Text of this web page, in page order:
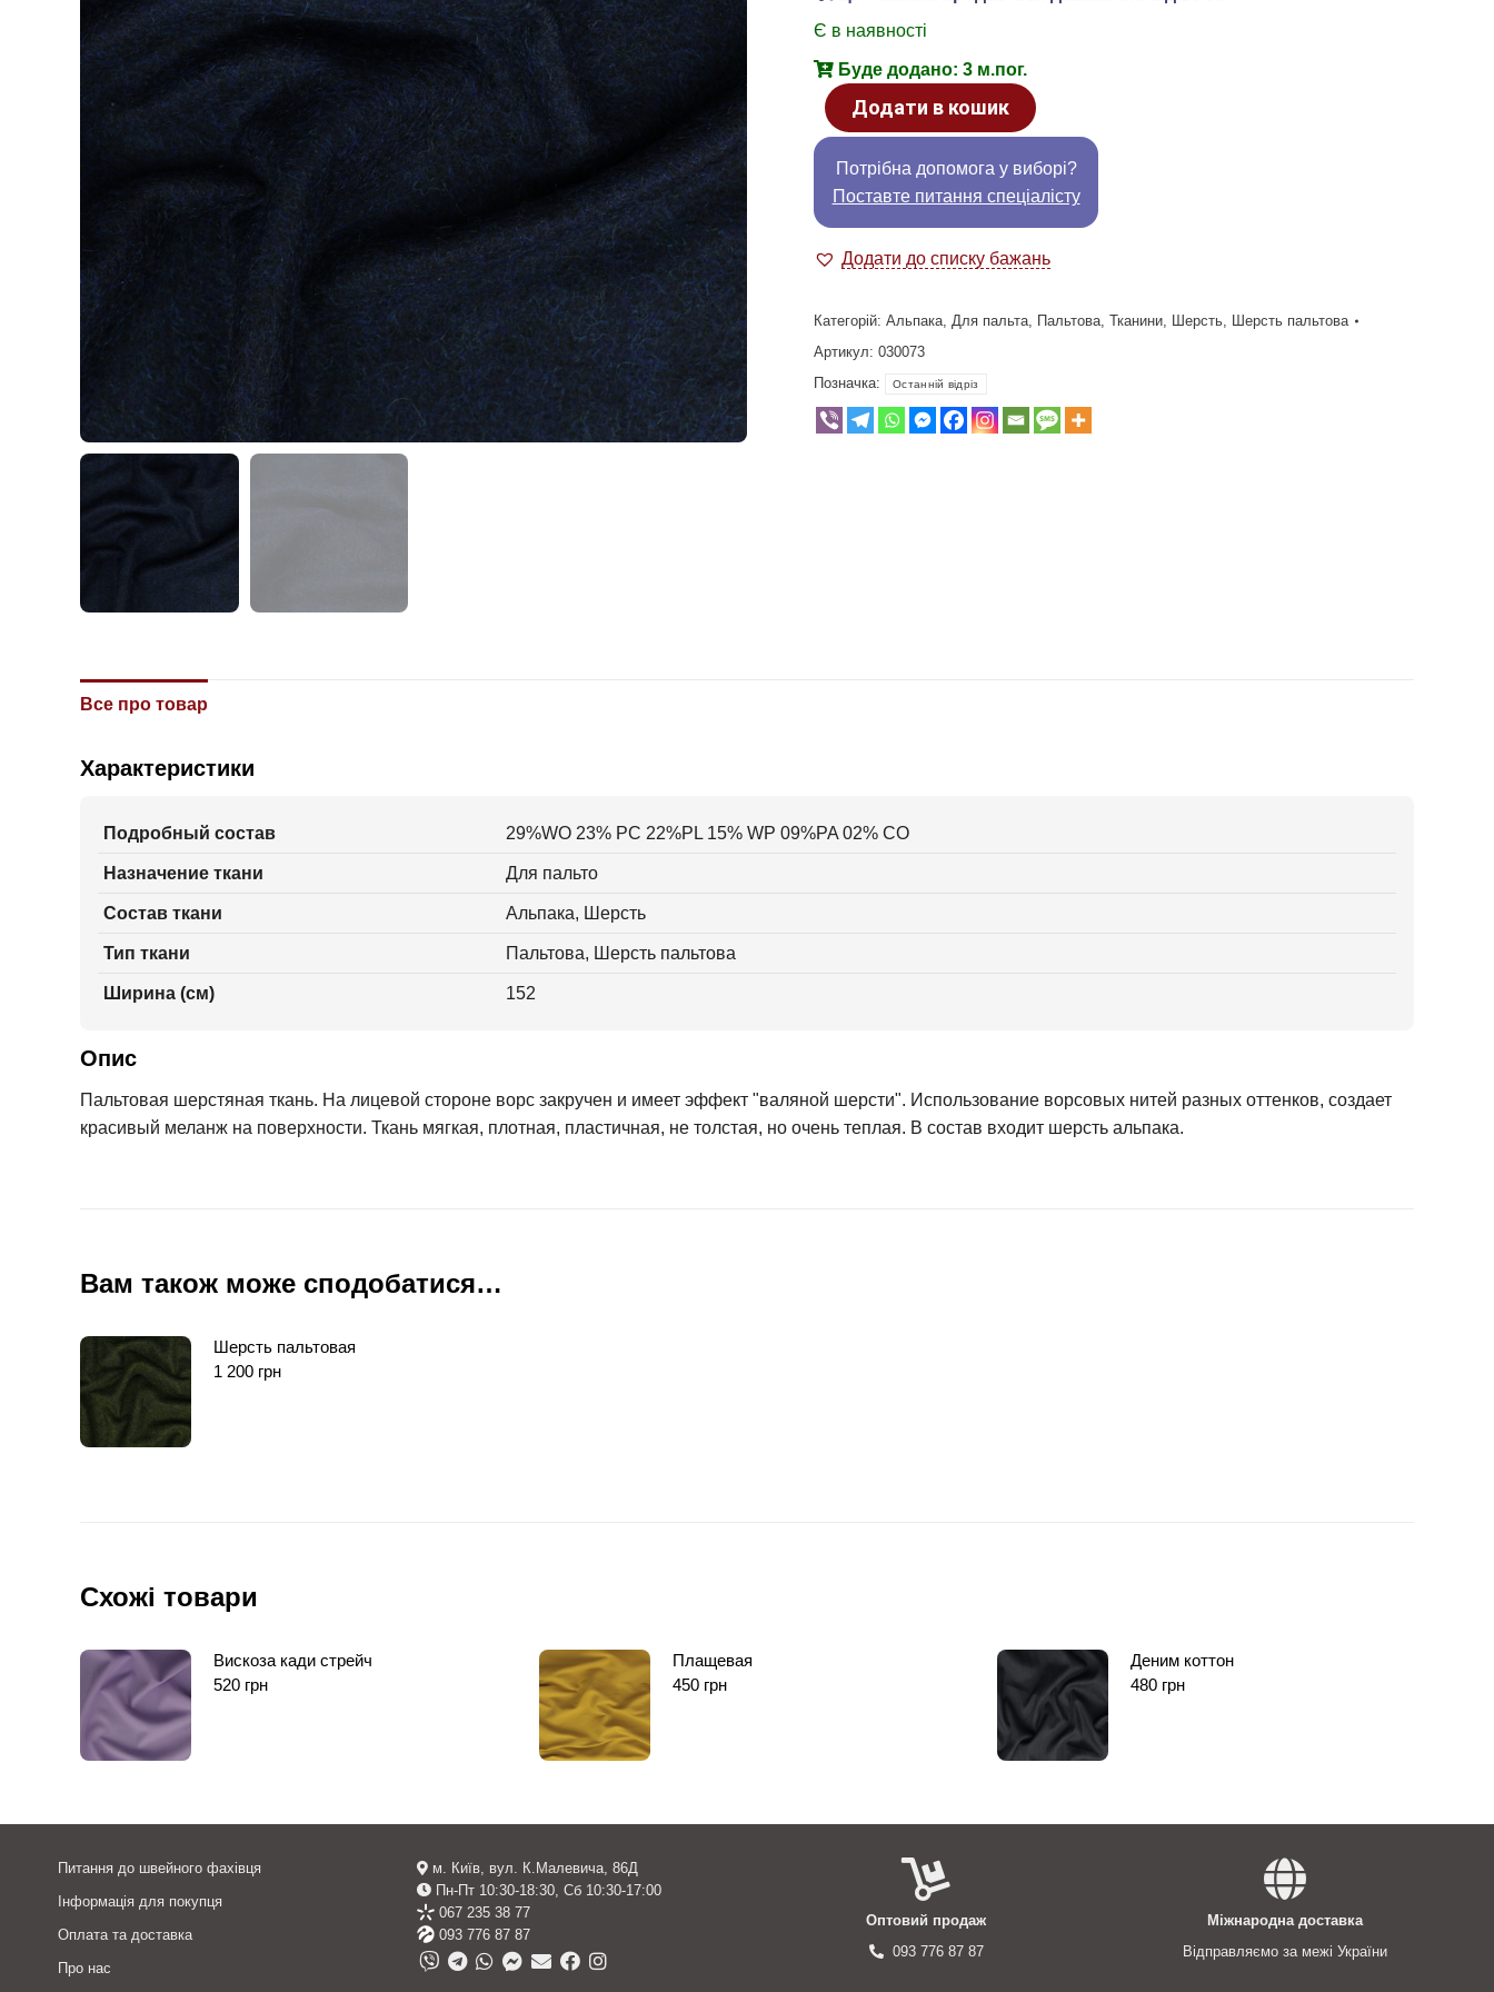
Є в наявності
Буде додано: 3 м.пог.
Додати в кошик
Потрібна допомога у виборі?
Поставте питання спеціалісту
Додати до списку бажань
Категорій: Альпака, Для пальта, Пальтова, Тканини, Шерсть, Шерсть пальтова
Артикул: 030073
Позначка:
Останній відріз
Все про товар
Характеристики
Подробный состав 29%WO 23% PC 22%PL 15% WP 09%PA 02% CO
Назначение ткани Для пальто
Состав ткани Альпака, Шерсть
Тип ткани Пальтова, Шерсть пальтова
Ширина (см) 152
Опис
Пальтовая шерстяная ткань. На лицевой стороне ворс закручен и имеет эффект "валяной шерсти". Использование ворсовых нитей разных оттенков, создает
красивый меланж на поверхности. Ткань мягкая, плотная, пластичная, не толстая, но очень теплая. В состав входит шерсть альпака.
Вам також може сподобатися…
Шерсть пальтовая
1 200 грн
Схожі товари
Вискоза кади стрейч
520 грн
Плащевая
450 грн
Деним коттон
480 грн
Питання до швейного фахівця
Інформація для покупця
Оплата та доставка
Про нас
м. Київ, вул. К.Малевича, 86Д
Пн-Пт 10:30-18:30, Сб 10:30-17:00
067 235 38 77
093 776 87 87
Оптовий продаж
093 776 87 87
Міжнародна доставка
Відправляємо за межі України